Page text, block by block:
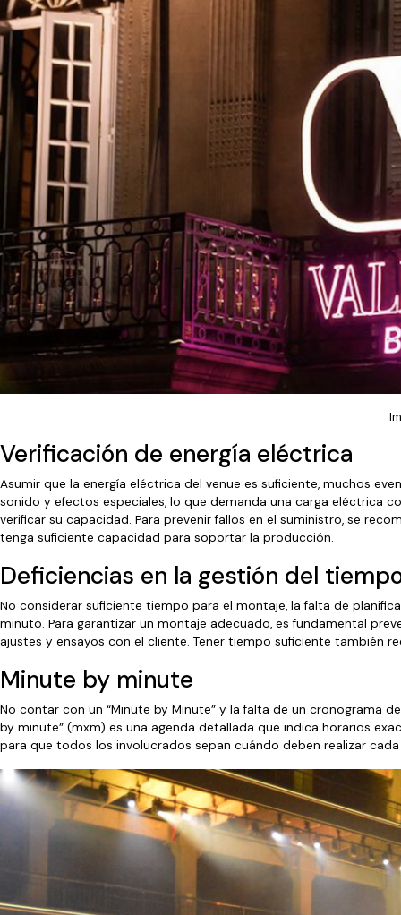
Verificación de energía eléctrica
Asumir que la energía eléctrica del venue es suficiente, muchos
sonido y efectos especiales, lo que demanda una carga eléctrica
verificar su capacidad. Para prevenir fallos en el suministro, se
tenga suficiente capacidad para soportar la producción.
Deficiencias en la gestión del
No considerar suficiente tiempo para el montaje, la falta de
minuto. Para garantizar un montaje adecuado, es fundamental
ajustes y ensayos con el cliente. Tener tiempo suficiente también
Minute by minute
No contar con un “Minute by Minute” y la falta de un cronograma
by minute” (mxm) es una agenda detallada que indica horarios
para que todos los involucrados sepan cuándo deben realizar